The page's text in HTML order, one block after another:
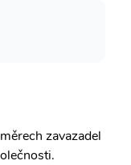
zavazadel